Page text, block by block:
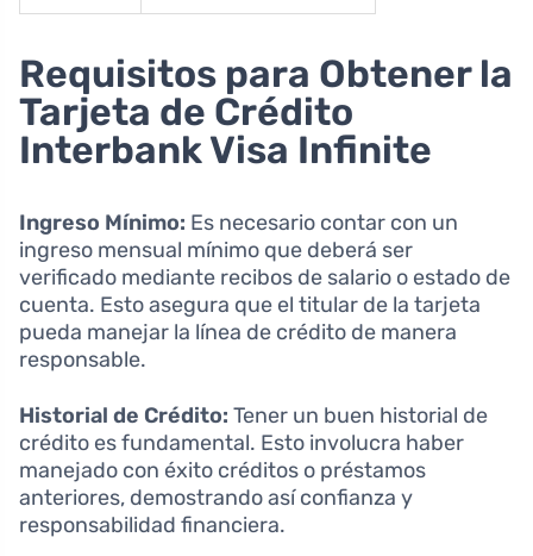
Requisitos para Obtener la
Tarjeta de Crédito
Interbank Visa Infinite
Ingreso Mínimo: Es necesario contar con un
ingreso mensual mínimo que deberá ser
verificado mediante recibos de salario o estado de
cuenta. Esto asegura que el titular de la tarjeta
pueda manejar la línea de crédito de manera
responsable.
Historial de Crédito: Tener un buen historial de
crédito es fundamental. Esto involucra haber
manejado con éxito créditos o préstamos
anteriores, demostrando así confianza y
responsabilidad financiera.